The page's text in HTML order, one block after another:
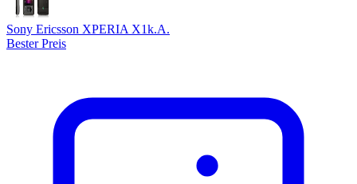
Sony Ericsson XPERIA X1k.A.
Bester Preis